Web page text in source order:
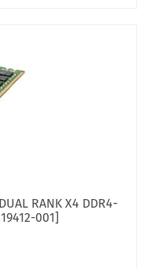
RANK X4 DDR4-
001]